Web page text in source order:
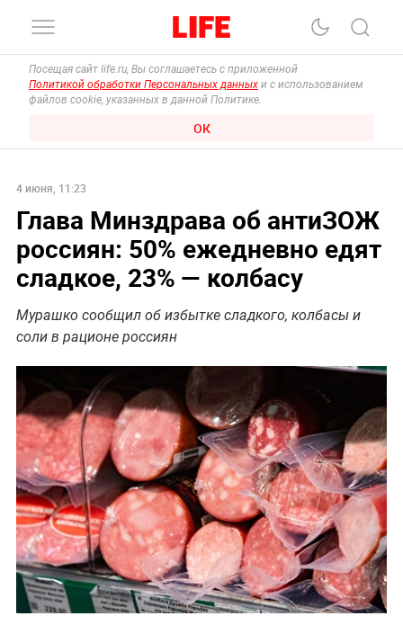
Посещая сайт life.ru, Вы соглашаетесь с приложенной
Политикой обработки Персональных данных и с использованием
файлов cookie, указанных в данной Политике.
ОК
4 июня, 11:23
Глава Минздрава об антиЗОЖ
россиян: 50% ежедневно едят
сладкое, 23% — колбасу
Мурашко сообщил об избытке сладкого, колбасы и
соли в рационе россиян